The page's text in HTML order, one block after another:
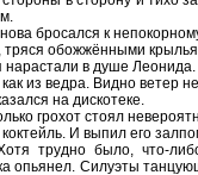
бросался к
тряся обожжёнными
нарастали в душе Леонида.
из ведра. Видно ветер
на дискотеке.
грохот стоял
И выпил его
трудно было, что-
опьянел. Силуэты